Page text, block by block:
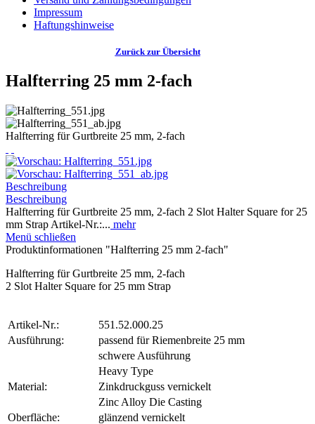
Impressum
Haftungshinweise
Zurück zur Übersicht
Halfterring 25 mm 2-fach
Halfterring für Gurtbreite 25 mm, 2-fach
Beschreibung
Beschreibung
Halfterring für Gurtbreite 25 mm, 2-fach 2 Slot Halter Square for 25
mm Strap Artikel-Nr.:... mehr
Menü schließen
Produktinformationen "Halfterring 25 mm 2-fach"
Halfterring für Gurtbreite 25 mm, 2-fach
2 Slot Halter Square for 25 mm Strap
Artikel-Nr.:
551.52.000.25
Ausführung:
passend für Riemenbreite 25 mm
schwere Ausführung
Heavy Type
Material:
Zinkdruckguss vernickelt
Zinc Alloy Die Casting
Oberfläche:
glänzend vernickelt